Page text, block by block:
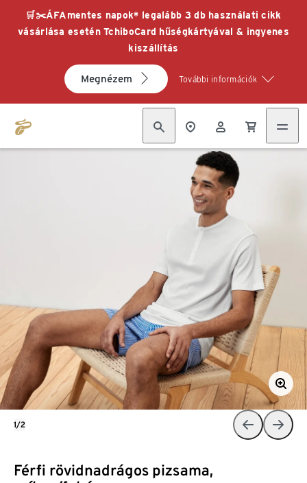
🛒✂️ÁFAmentes napok* legalább 3 db használati cikk
vásárlása esetén TchiboCard hűségkártyával & ingyenes
kiszállítás
Megnézem További információk
Férfi rövidnadrágos pizsama,
1/2